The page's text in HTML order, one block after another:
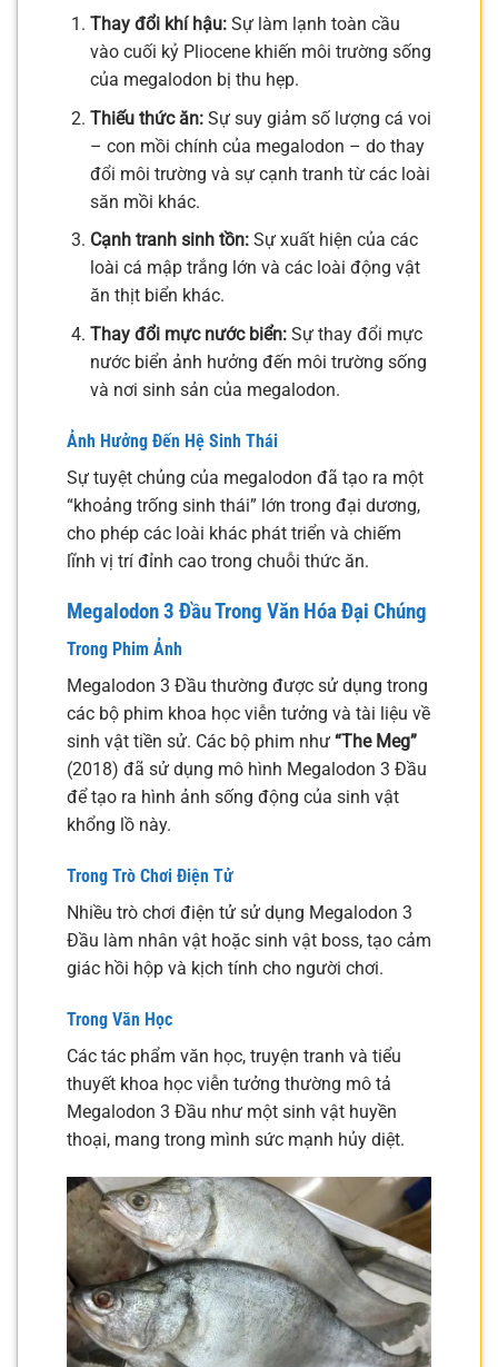
Thay đổi khí hậu:Sự làm lạnh toàn cầu
vào cuối kỷ Pliocene khiến môi trường sống
của megalodon bị thu hẹp.
Thiếu thức ăn:Sự suy giảm số lượng cá voi
– con mồi chính của megalodon – do thay
đổi môi trường và sự cạnh tranh từ các loài
săn mồi khác.
Cạnh tranh sinh tồn:Sự xuất hiện của các
loài cá mập trắng lớn và các loài động vật
ăn thịt biển khác.
Thay đổi mực nước biển:Sự thay đổi mực
nước biển ảnh hưởng đến môi trường sống
và nơi sinh sản của megalodon.
Ảnh Hưởng Đến Hệ Sinh Thái
Sự tuyệt chủng của megalodon đã tạo ra một
“khoảng trống sinh thái” lớn trong đại dương,
cho phép các loài khác phát triển và chiếm
lĩnh vị trí đỉnh cao trong chuỗi thức ăn.
Megalodon 3 Đầu Trong Văn Hóa Đại Chúng
Trong Phim Ảnh
Megalodon 3 Đầu thường được sử dụng trong
các bộ phim khoa học viễn tưởng và tài liệu về
sinh vật tiền sử. Các bộ phim như “The Meg”
(2018) đã sử dụng mô hình Megalodon 3 Đầu
để tạo ra hình ảnh sống động của sinh vật
khổng lồ này.
Trong Trò Chơi Điện Tử
Nhiều trò chơi điện tử sử dụng Megalodon 3
Đầu làm nhân vật hoặc sinh vật boss, tạo cảm
giác hồi hộp và kịch tính cho người chơi.
Trong Văn Học
Các tác phẩm văn học, truyện tranh và tiểu
thuyết khoa học viễn tưởng thường mô tả
Megalodon 3 Đầu như một sinh vật huyền
thoại, mang trong mình sức mạnh hủy diệt.